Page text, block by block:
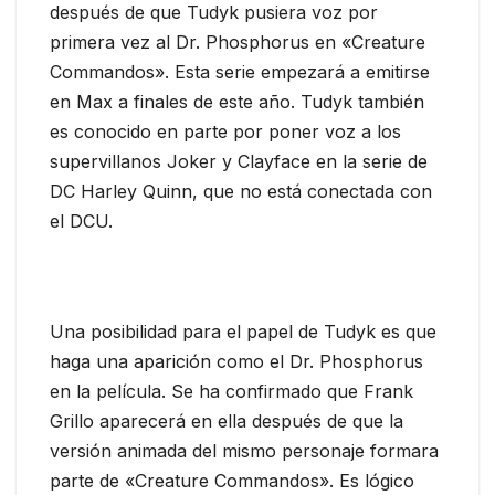
después de que Tudyk pusiera voz por
primera vez al Dr. Phosphorus en «Creature
Commandos». Esta serie empezará a emitirse
en Max a finales de este año. Tudyk también
es conocido en parte por poner voz a los
supervillanos Joker y Clayface en la serie de
DC Harley Quinn, que no está conectada con
el DCU.
Una posibilidad para el papel de Tudyk es que
haga una aparición como el Dr. Phosphorus
en la película. Se ha confirmado que Frank
Grillo aparecerá en ella después de que la
versión animada del mismo personaje formara
parte de «Creature Commandos». Es lógico